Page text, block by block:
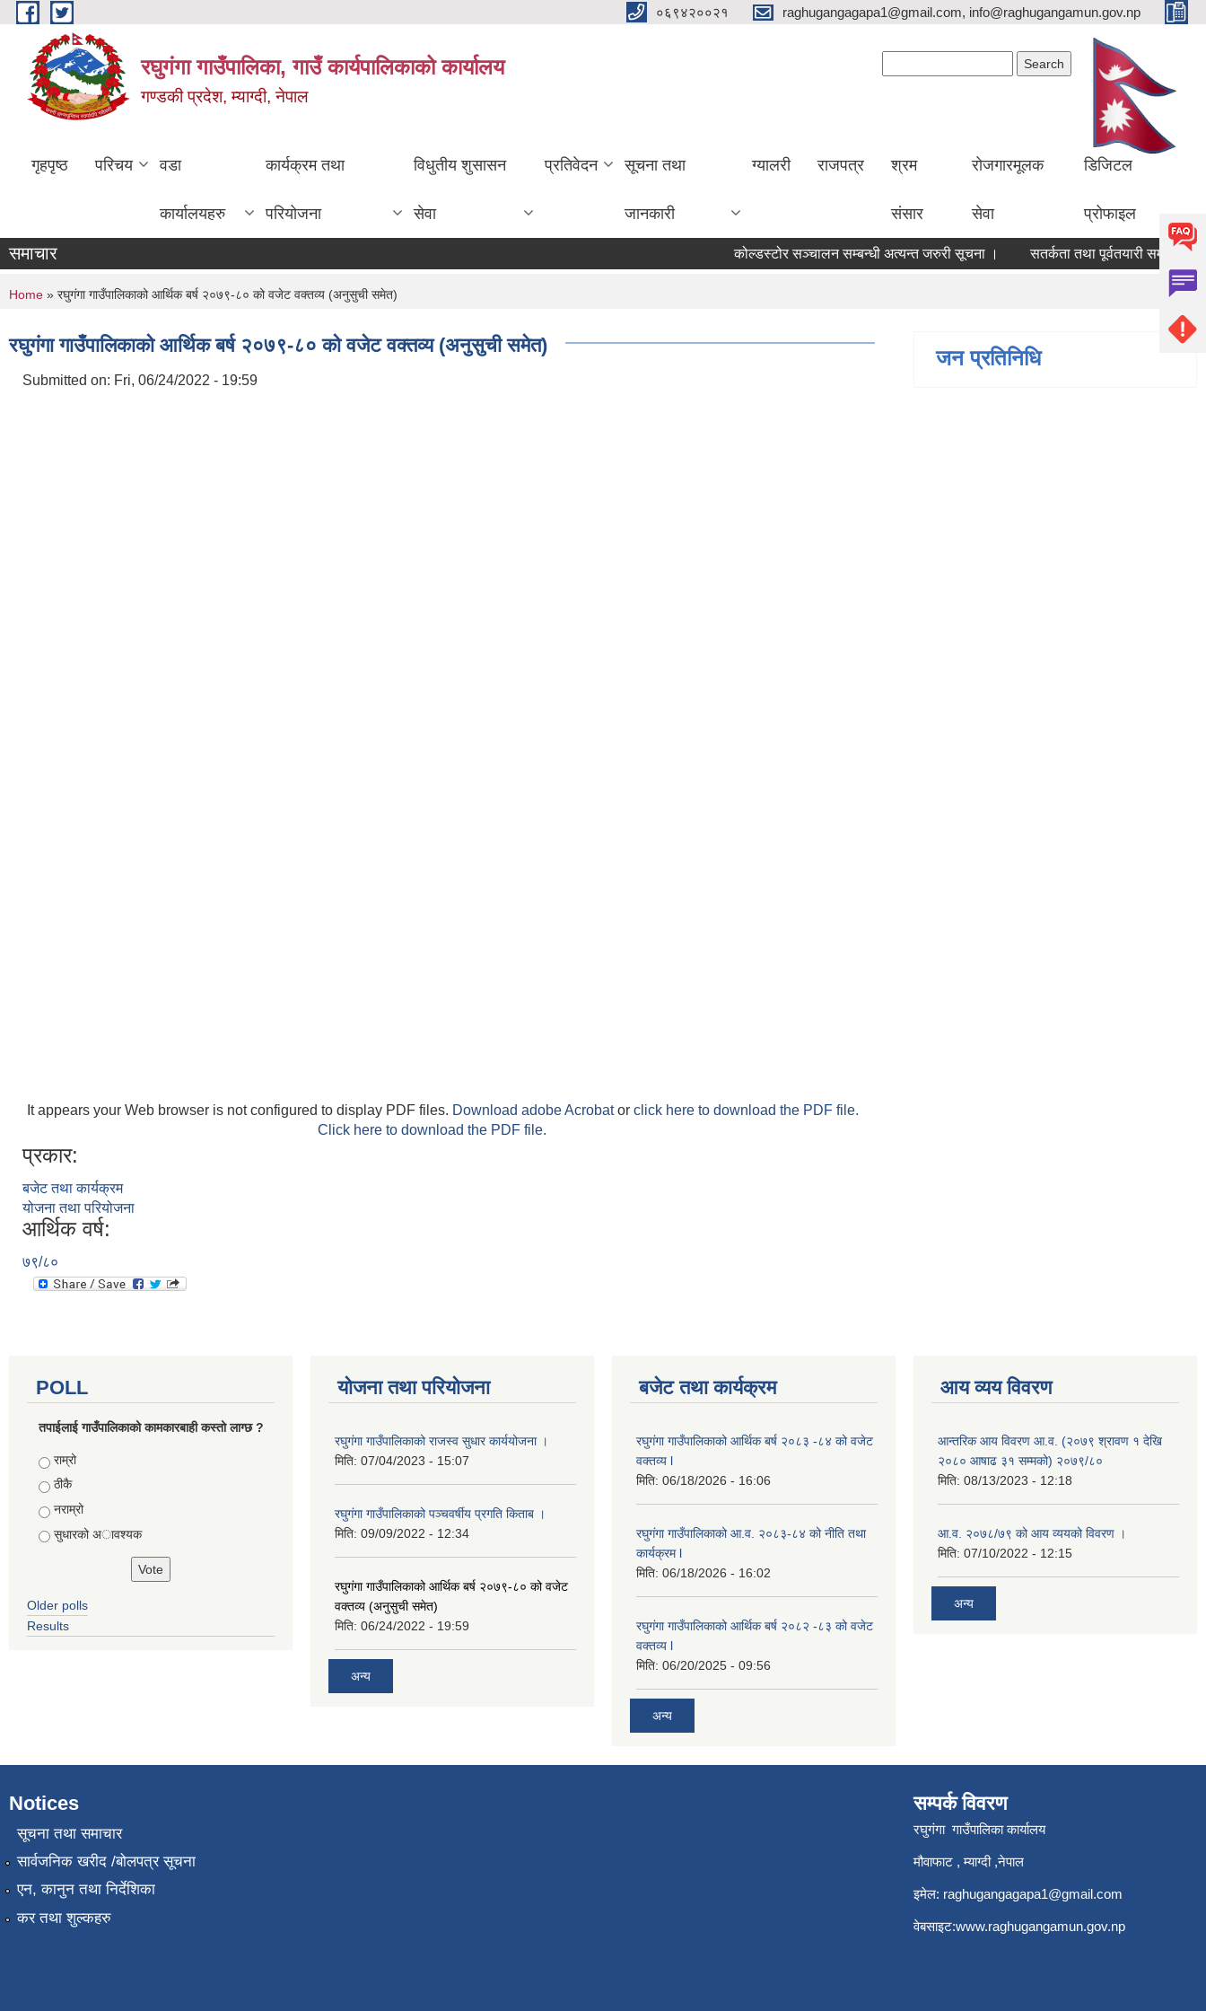
Skip to main content ०६९४२००२१ raghugangagapa1@gmail.com, info@raghugangamun.gov.np
रघुगंगा गाउँपालिका, गाउँ कार्यपालिकाको कार्यालय
गण्डकी प्रदेश, म्याग्दी, नेपाल
गृहपृष्ठ परिचय वडा
कार्यालयहरु
कार्यक्रम तथा
परियोजना
विधुतीय शुसासन
सेवा
प्रतिवेदन सूचना तथा
जानकारी
ग्यालरी राजपत्र श्रम
संसार
रोजगारमूलक
सेवा
डिजिटल
प्रोफाइल
समाचार कोल्डस्टोर सञ्चालन सम्बन्धी अत्यन्त जरुरी सूचना । सतर्कता तथा पूर्वतयारी सम्बन्धमा।
You are here
Home » रघुगंगा गाउँपालिकाको आर्थिक बर्ष २०७९-८० को वजेट वक्तव्य (अनुसुची समेत)
रघुगंगा गाउँपालिकाको आर्थिक बर्ष २०७९-८० को वजेट वक्तव्य (अनुसुची समेत)
Submitted on: Fri, 06/24/2022 - 19:59
It appears your Web browser is not configured to display PDF files. Download adobe Acrobator click here to download the PDF file.
Click here to download the PDF file.
प्रकार:
बजेट तथा कार्यक्रम
योजना तथा परियोजना
आर्थिक वर्ष:
७९/८०
जन प्रतिनिधि
POLL
तपाईलाई गाउँपालिकाको कामकारबाही कस्तो लाग्छ ?
Choices
राम्रो
ठीकै
नराम्रो
सुधारको अावश्यक
Older polls
Results
योजना तथा परियोजना
रघुगंगा गाउँपालिकाको राजस्व सुधार कार्ययोजना ।
मिति: 07/04/2023 - 15:07
रघुगंगा गाउँपालिकाको पञ्चवर्षीय प्रगति किताब ।
मिति: 09/09/2022 - 12:34
रघुगंगा गाउँपालिकाको आर्थिक बर्ष २०७९-८० को वजेट
वक्तव्य (अनुसुची समेत)
मिति: 06/24/2022 - 19:59
अन्य
बजेट तथा कार्यक्रम
रघुगंगा गाउँपालिकाको आर्थिक बर्ष २०८३ -८४ को वजेट
वक्तव्य l
मिति: 06/18/2026 - 16:06
रघुगंगा गाउँपालिकाको आ.व. २०८३-८४ को नीति तथा
कार्यक्रम l
मिति: 06/18/2026 - 16:02
रघुगंगा गाउँपालिकाको आर्थिक बर्ष २०८२ -८३ को वजेट
वक्तव्य l
मिति: 06/20/2025 - 09:56
अन्य
आय व्यय विवरण
आन्तरिक आय विवरण आ.व. (२०७९ श्रावण १ देखि
२०८० आषाढ ३१ सम्मको) २०७९/८०
मिति: 08/13/2023 - 12:18
आ.व. २०७८/७९ को आय व्ययको विवरण ।
मिति: 07/10/2022 - 12:15
अन्य
Notices
सूचना तथा समाचार
सार्वजनिक खरीद /बोलपत्र सूचना
एन, कानुन तथा निर्देशिका
कर तथा शुल्कहरु
सम्पर्क विवरण
रघुगंगा गाउँपालिका कार्यालय
मौवाफाट , म्याग्दी ,नेपाल
इमेल: raghugangagapa1@gmail.com
वेबसाइट:www.raghugangamun.gov.np